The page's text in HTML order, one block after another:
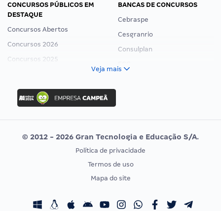
CONCURSOS PÚBLICOS EM
DESTAQUE
Concursos Abertos
Concursos 2026
Concursos 2025
Concurso Ibama
Concurso MPU
Editais publicados
BANCAS DE CONCURSOS
Cebraspe
Cesgranrio
Consulplan
Vunesp
CONCURSOS POR PROFISSÃO
Concursos Fiscais
EXAME DE ORDEM
Calendário OAB
Veja mais
© 2012 - 2026 Gran Tecnologia e Educação S/A.
Política de privacidade
Termos de uso
Mapa do site